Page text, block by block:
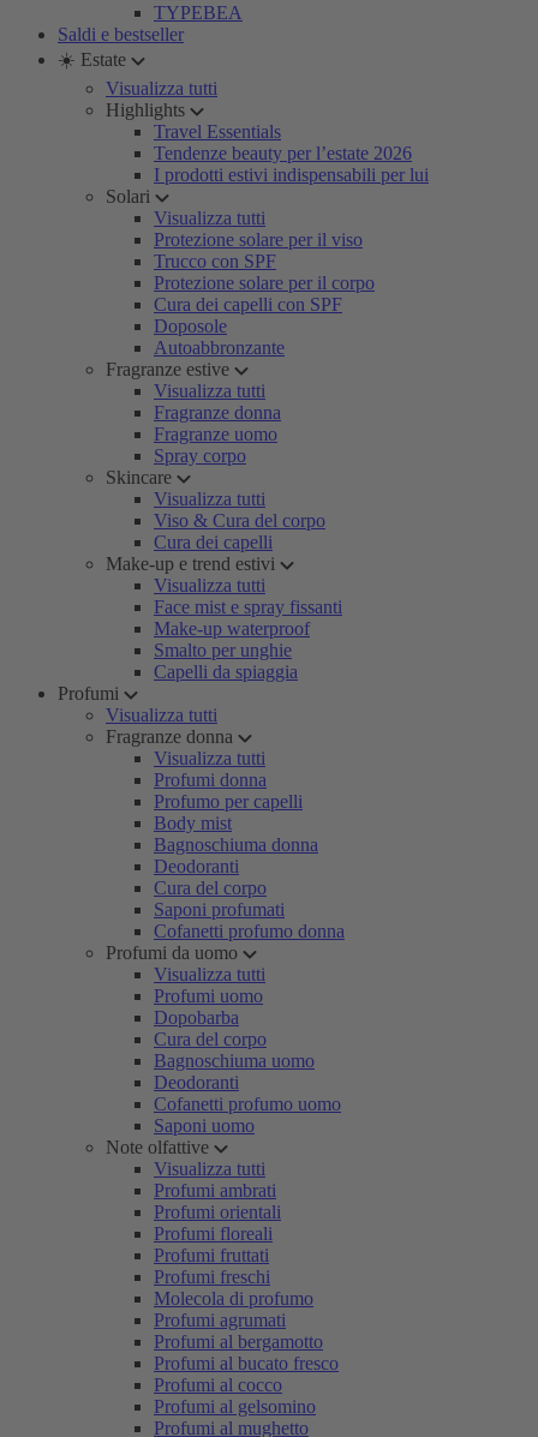
TYPEBEA
Saldi e bestseller
☀️ Estate
Visualizza tutti
Highlights
Travel Essentials
Tendenze beauty per l’estate 2026
I prodotti estivi indispensabili per lui
Solari
Visualizza tutti
Protezione solare per il viso
Trucco con SPF
Protezione solare per il corpo
Cura dei capelli con SPF
Doposole
Autoabbronzante
Fragranze estive
Visualizza tutti
Fragranze donna
Fragranze uomo
Spray corpo
Skincare
Visualizza tutti
Viso & Cura del corpo
Cura dei capelli
Make-up e trend estivi
Visualizza tutti
Face mist e spray fissanti
Make-up waterproof
Smalto per unghie
Capelli da spiaggia
Profumi
Visualizza tutti
Fragranze donna
Visualizza tutti
Profumi donna
Profumo per capelli
Body mist
Bagnoschiuma donna
Deodoranti
Cura del corpo
Saponi profumati
Cofanetti profumo donna
Profumi da uomo
Visualizza tutti
Profumi uomo
Dopobarba
Cura del corpo
Bagnoschiuma uomo
Deodoranti
Cofanetti profumo uomo
Saponi uomo
Note olfattive
Visualizza tutti
Profumi ambrati
Profumi orientali
Profumi floreali
Profumi fruttati
Profumi freschi
Molecola di profumo
Profumi agrumati
Profumi al bergamotto
Profumi al bucato fresco
Profumi al cocco
Profumi al gelsomino
Profumi al mughetto